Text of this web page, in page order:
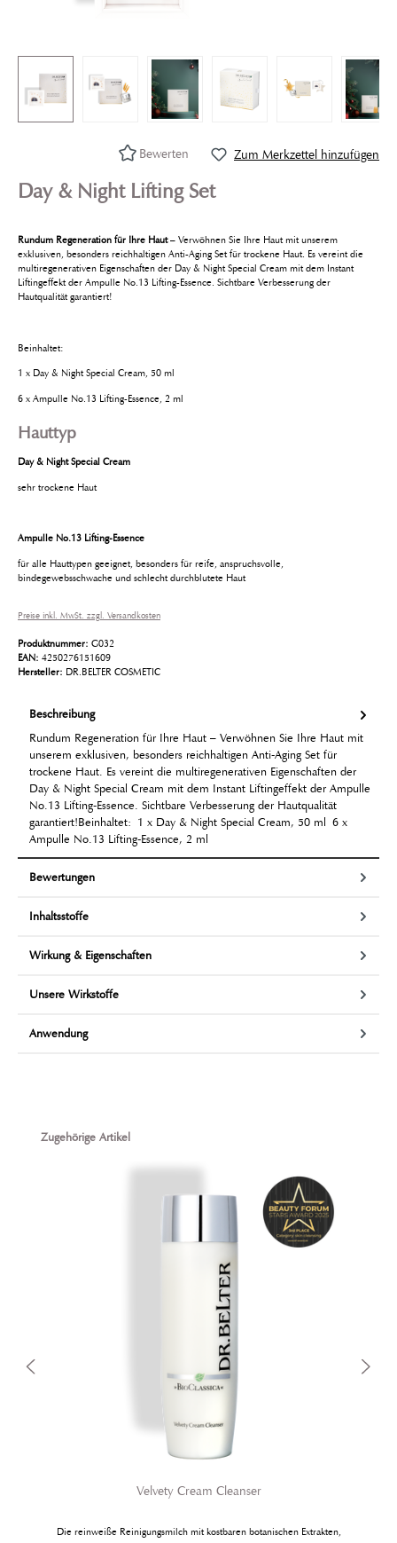
Zum Merkzettel hinzufügen
Bewerten
Day & Night Lifting Set
Rundum Regeneration für Ihre Haut– Verwöhnen Sie Ihre Haut mit unserem
exklusiven, besonders reichhaltigen Anti-Aging Set für trockene Haut. Es vereint die
multiregenerativen Eigenschaften der Day & Night Special Cream mit dem Instant
Liftingeffekt der Ampulle No.13 Lifting-Essence. Sichtbare Verbesserung der
Hautqualität garantiert!
Beinhaltet:
1 x Day & Night Special Cream, 50 ml
6 x Ampulle No.13 Lifting-Essence, 2 ml
Hauttyp
Day & Night Special Cream
sehr trockene Haut
Ampulle No.13 Lifting-Essence
für alle Hauttypen geeignet, besonders für reife, anspruchsvolle,
bindegewebsschwache und schlecht durchblutete Haut
Preise inkl. MwSt. zzgl. Versandkosten
Produktnummer: G032
EAN: 4250276151609
Hersteller: DR.BELTER COSMETIC
Beschreibung
Rundum Regeneration für Ihre Haut – Verwöhnen Sie Ihre Haut mit
unserem exklusiven, besonders reichhaltigen Anti-Aging Set für
trockene Haut. Es vereint die multiregenerativen Eigenschaften der
Day & Night Special Cream mit dem Instant Liftingeffekt der Ampulle
No.13 Lifting-Essence. Sichtbare Verbesserung der Hautqualität
garantiert!Beinhaltet: 1 x Day & Night Special Cream, 50 ml 6 x
Ampulle No.13 Lifting-Essence, 2 ml
Bewertungen
Inhaltsstoffe
Wirkung & Eigenschaften
Unsere Wirkstoffe
Anwendung
Produktgalerie überspringen
Zugehörige Artikel
Velvety Cream Cleanser
Die reinweiße Reinigungsmilch mit kostba­ren botanischen Extrakten,